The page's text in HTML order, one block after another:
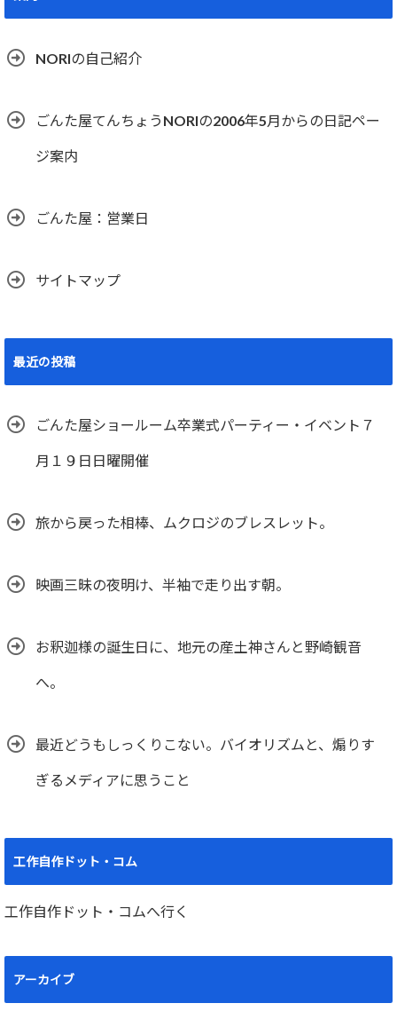
NORIの自己紹介
ごんた屋てんちょうNORIの2006年5月からの日記ペー
ジ案内
ごんた屋：営業日
サイトマップ
最近の投稿
ごんた屋ショールーム卒業式パーティー・イベント７
月１９日日曜開催
旅から戻った相棒、ムクロジのブレスレット。
映画三昧の夜明け、半袖で走り出す朝。
お釈迦様の誕生日に、地元の産土神さんと野崎観音
へ。
最近どうもしっくりこない。バイオリズムと、煽りす
ぎるメディアに思うこと
工作自作ドット・コム
工作自作ドット・コムへ行く
アーカイブ